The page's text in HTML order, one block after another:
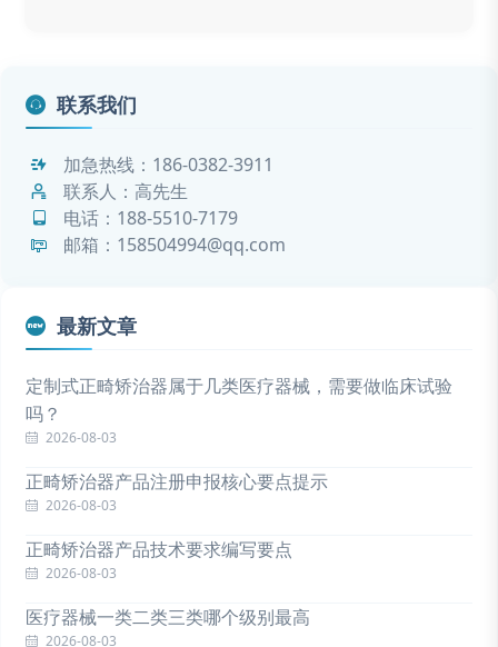
联系我们
加急热线： 186-0382-3911
联系人：高先生
电话： 188-5510-7179
邮箱：158504994@qq.com
最新文章
定制式正畸矫治器属于几类医疗器械，需要做临床试验
吗？
2026-08-03
正畸矫治器产品注册申报核心要点提示
2026-08-03
正畸矫治器产品技术要求编写要点
2026-08-03
医疗器械一类二类三类哪个级别最高
2026-08-03